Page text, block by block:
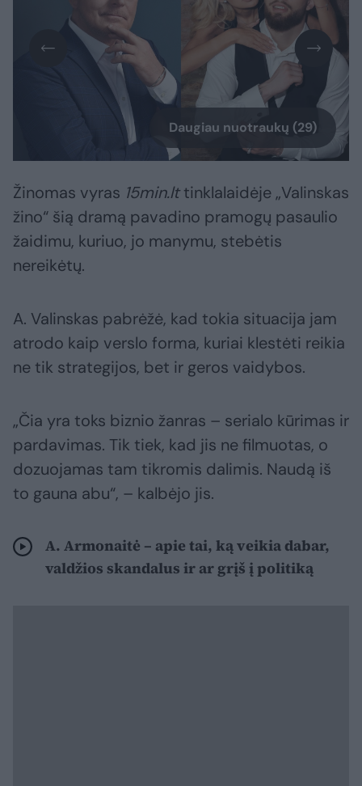
Daugiau nuotraukų (29)
Žinomas vyras 15min.lttinklalaidėje „Valinskas
žino“ šią dramą pavadino pramogų pasaulio
žaidimu, kuriuo, jo manymu, stebėtis
nereikėtų.
A. Valinskas pabrėžė, kad tokia situacija jam
atrodo kaip verslo forma, kuriai klestėti reikia
ne tik strategijos, bet ir geros vaidybos.
„Čia yra toks biznio žanras – serialo kūrimas ir
pardavimas. Tik tiek, kad jis ne filmuotas, o
dozuojamas tam tikromis dalimis. Naudą iš
to gauna abu“, – kalbėjo jis.
A. Armonaitė – apie tai, ką veikia dabar,
valdžios skandalus ir ar grįš į politiką